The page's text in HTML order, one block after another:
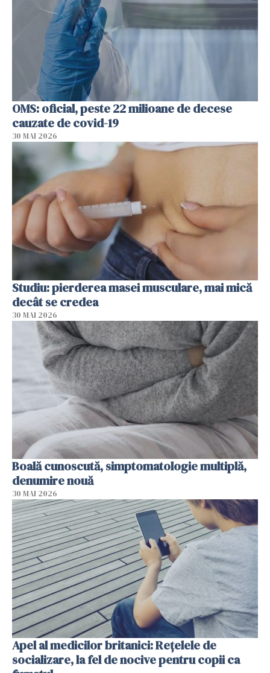
OMS: oficial, peste 22 milioane de decese
cauzate de covid-19
30 MAI 2026
Studiu: pierderea masei musculare, mai mică
decât se credea
30 MAI 2026
Boală cunoscută, simptomatologie multiplă,
denumire nouă
30 MAI 2026
Apel al medicilor britanici: Reţelele de
socializare, la fel de nocive pentru copii ca